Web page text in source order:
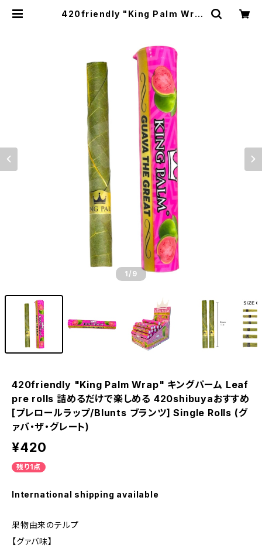
420friendly "King Palm Wra
ランツ] Single Rolls (グァバ・ザ・
グレート) | 420shibuya official
1 /9
420friendly "King Palm Wrap" キングパーム Leaf
pre rolls 詰めるだけで楽しめる 420shibuyaおすすめ
[プレロールラップ/Blunts ブランツ] Single Rolls (グ
ァバ・ザ・グレート)
¥420
残り1点
International shipping available
果物由来のテルプ
【グァバ味】